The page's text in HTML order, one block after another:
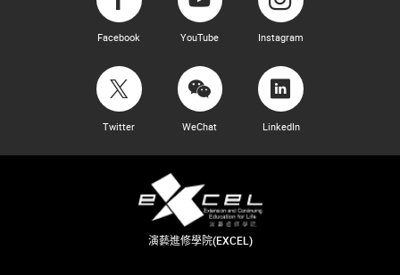
Facebook YouTube Instagram
Twitter WeChat LinkedIn
演藝進修學院(EXCEL)